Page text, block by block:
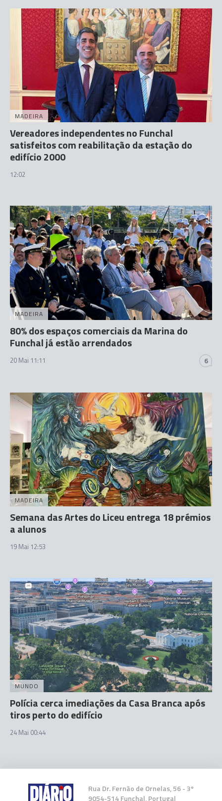
MADEIRA
Vereadores independentes no Funchal
satisfeitos com reabilitação da estação do
edifício 2000
12:02
MADEIRA
80% dos espaços comerciais da Marina do
Funchal já estão arrendados
20 Mai 11:11 6
MADEIRA
Semana das Artes do Liceu entrega 18 prémios
a alunos
19 Mai 12:53
MUNDO
Polícia cerca imediações da Casa Branca após
tiros perto do edifício
24 Mai 00:44
Rua Dr. Fernão de Ornelas, 56 - 3º
9054-514 Funchal, Portugal